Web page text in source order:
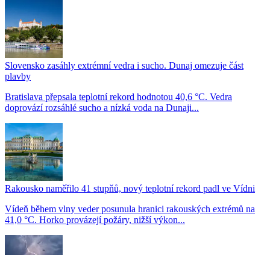
Slovensko zasáhly extrémní vedra i sucho. Dunaj omezuje část
plavby
Bratislava přepsala teplotní rekord hodnotou 40,6 °C. Vedra
doprovází rozsáhlé sucho a nízká voda na Dunaji...
Rakousko naměřilo 41 stupňů, nový teplotní rekord padl ve Vídni
Vídeň během vlny veder posunula hranici rakouských extrémů na
41,0 °C. Horko provázejí požáry, nižší výkon...